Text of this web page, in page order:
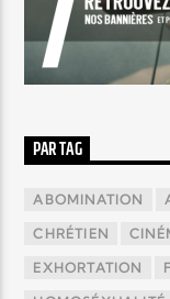
PAR TAG
ABOMINATION
CHRÉTIEN
EXHORTATION